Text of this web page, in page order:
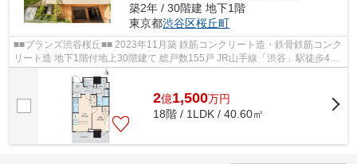
築2年 / 30階建 地下1階
東京都渋谷区桜丘町
■■ブランズ渋谷桜丘■■ 2023年11月築 鉄筋コンクリート造・鉄骨鉄筋コンク
リート造 地下1階付地上30階建て 総戸数155戸 JR山手線「渋谷」駅徒歩4分
東急田園都市線「渋谷」駅徒歩6分 ...
2億1,500万円
18階 / 1LDK / 40.60㎡